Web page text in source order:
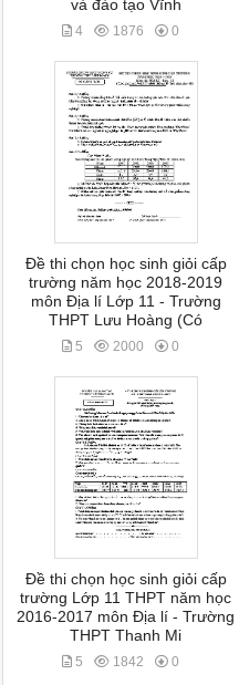
và đào tạo Vĩnh
4 1876 0
Đề thi chọn học sinh giỏi cấp
trường năm học 2018-2019
môn Địa lí Lớp 11 - Trường
THPT Lưu Hoàng (Có
5 2000 0
Đề thi chọn học sinh giỏi cấp
trường Lớp 11 THPT năm học
2016-2017 môn Địa lí - Trường
THPT Thanh Mi
5 1842 0